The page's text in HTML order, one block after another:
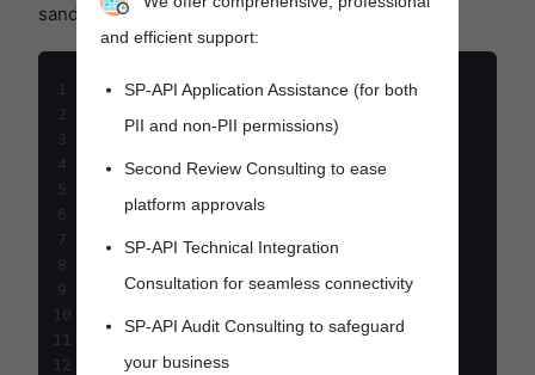
sandbox/2021-10-28/orders
  "订单": [
      "sellingParty": {
        "partyId": "NIQQM"
      "shipFromParty": {
    }
1
2
3
4
5
6
7
8
9
10
11
12
and efficient support:
SP-API Application Assistance (for both
PII and non-PII permissions)
Second Review Consulting to ease
platform approvals
SP-API Technical Integration
Consultation for seamless connectivity
SP-API Audit Consulting to safeguard
your business